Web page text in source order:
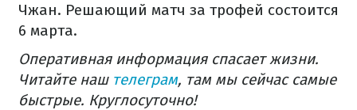
Чжан. Решающий матч за трофей состоится
6 марта.
Оперативная информация спасает жизни.
Читайте наштелеграм, там мы сейчас самые
быстрые. Круглосуточно!